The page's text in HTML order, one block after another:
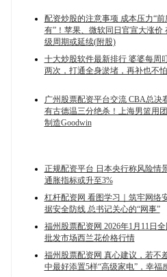
配资炒股的注意事项 成本压力“前
有”！苹果、微软同日官宣大涨价
级周期或延续(附股)
十大炒股软件最新排行 婆婆每周
两次，打通全身淤堵，再补也不
广州股票配资平台交流 CBA总决
有古德温三分绝杀！上海男篮用
制造Goodwin
正规配资平台 日本央行称风险情
通胀指标或升至3%
杠杆配资网 看图学习｜筑牢网络
据安全防线 总书记关心的“网事”
福州股票配资网 2026年1月11日
批发市场西兰花价格行情
福州股票配资网 真心建议，若不
中最好添置5样“高级家电”，幸福